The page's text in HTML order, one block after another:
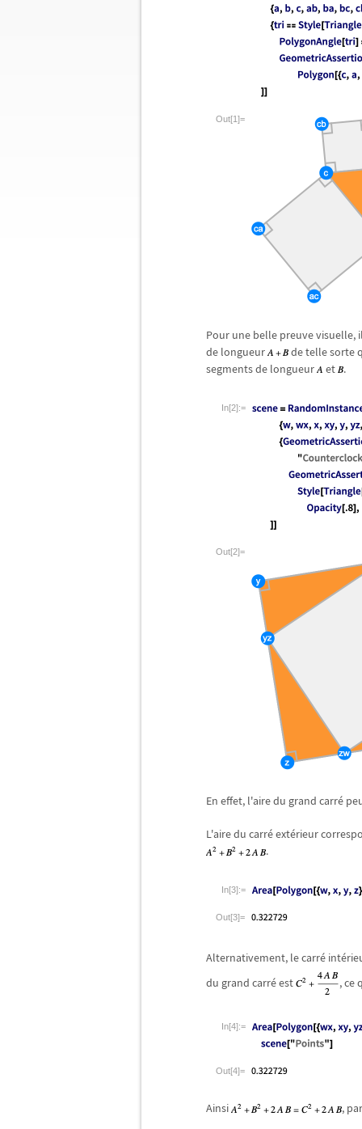
Out[1]=
Pour une belle preuve visuelle,
de longueur
de telle sorte
segments de longueur
et .
In[2]:=
Out[2]=
En effet, l'aire du grand carré
L'aire du carréextérieur
.
In[3]:=
Out[3]=
Alternativement, le carré inté
du grand carréest , ce
In[4]:=
Out[4]=
Ainsi ,